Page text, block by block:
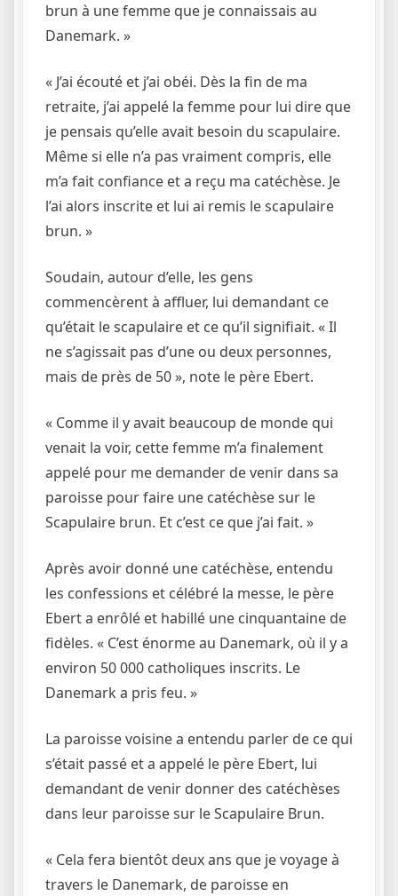
brun à une femme que je connaissais au
Danemark. »
« J’ai écouté et j’ai obéi. Dès la fin de ma
retraite, j’ai appelé la femme pour lui dire que
je pensais qu’elle avait besoin du scapulaire.
Même si elle n’a pas vraiment compris, elle
m’a fait confiance et a reçu ma catéchèse. Je
l’ai alors inscrite et lui ai remis le scapulaire
brun. »
Soudain, autour d’elle, les gens
commencèrent à affluer, lui demandant ce
qu’était le scapulaire et ce qu’il signifiait. « Il
ne s’agissait pas d’une ou deux personnes,
mais de près de 50 », note le père Ebert.
« Comme il y avait beaucoup de monde qui
venait la voir, cette femme m’a finalement
appelé pour me demander de venir dans sa
paroisse pour faire une catéchèse sur le
Scapulaire brun. Et c’est ce que j’ai fait. »
Après avoir donné une catéchèse, entendu
les confessions et célébré la messe, le père
Ebert a enrôlé et habillé une cinquantaine de
fidèles. « C’est énorme au Danemark, où il y a
environ 50 000 catholiques inscrits. Le
Danemark a pris feu. »
La paroisse voisine a entendu parler de ce qui
s’était passé et a appelé le père Ebert, lui
demandant de venir donner des catéchèses
dans leur paroisse sur le Scapulaire Brun.
« Cela fera bientôt deux ans que je voyage à
travers le Danemark, de paroisse en